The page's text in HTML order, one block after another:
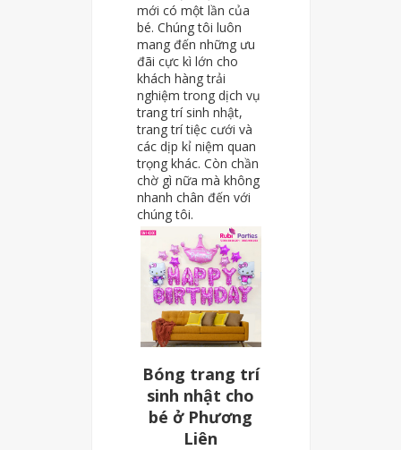
mới có một lần của
bé. Chúng tôi luôn
mang đến những ưu
đãi cực kì lớn cho
khách hàng trải
nghiệm trong dịch vụ
trang trí sinh nhật,
trang trí tiệc cưới và
các dịp kỉ niệm quan
trọng khác. Còn chần
chờ gì nữa mà không
nhanh chân đến với
chúng tôi.
Bóng trang trí
sinh nhật cho
bé ở Phương
Liên